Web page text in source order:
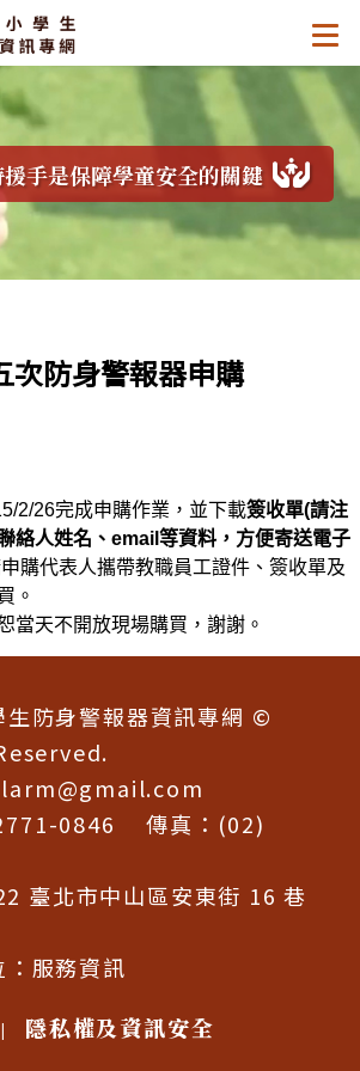
..
手是保障學童安全的關鍵
次防身警報器申購
2/26完成申購作業，並下載簽收單(請注
絡人姓名、 email 等資料，方便寄送電子
購代表人攜帶教職員工證件、簽收單及
。
當天不開放現場購買，謝謝。
生防身警報器資訊專網 ©
0846 傳真：(02)
臺北市中山區安東街 16 巷
服務資訊
| 隱私權及資訊安全